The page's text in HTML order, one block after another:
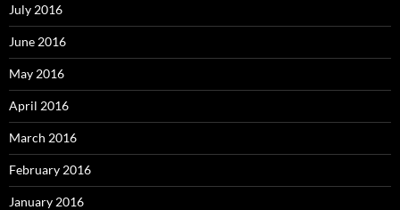
July 2016
June 2016
May 2016
April 2016
March 2016
February 2016
January 2016